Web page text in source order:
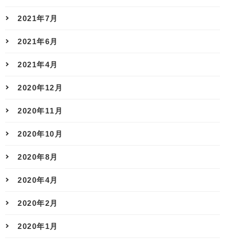
2021年7月
2021年6月
2021年4月
2020年12月
2020年11月
2020年10月
2020年8月
2020年4月
2020年2月
2020年1月